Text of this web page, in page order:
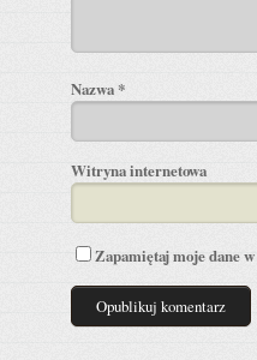
Nazwa *
Witryna internetowa
Zapamiętaj moje dane